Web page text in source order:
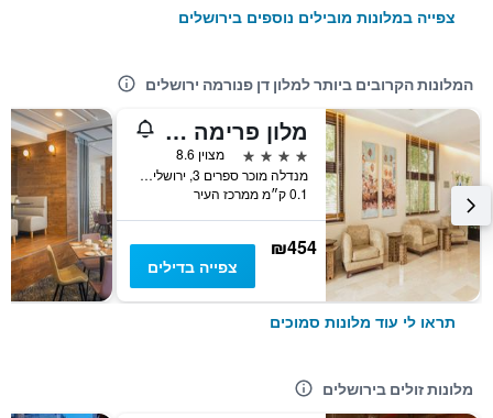
צפייה במלונות מובילים נוספים בירושלים
המלונות הקרובים ביותר למלון דן פנורמה ירושלים
מלון פרימה רויאל
4 כוכבים
מצוין 8.6
מנדלה מוכר ספרים 3, ירושלים, מחוז ירושלים, ישראל
0.1 ק״מ ממרכז העיר
₪454
צפייה בדילים
תראו לי עוד מלונות סמוכים
מלונות זולים בירושלים